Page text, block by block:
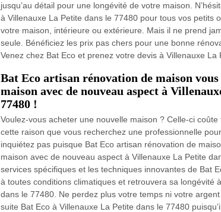
jusqu’au détail pour une longévité de votre maison.
à Villenauxe La Petite dans le 77480 pour tous vos petits
votre maison, intérieure ou extérieure. Mais il ne prend
seule. Bénéficiez les prix pas chers pour une bonne
Venez chez Bat Eco et prenez votre devis à Villenauxe La
Bat Eco artisan rénovation de maison
maison avec de nouveau aspect à
77480 !
Voulez-vous acheter une nouvelle maison ? Celle-ci coûte
cette raison que vous recherchez une professionnelle
inquiétez pas puisque Bat Eco artisan rénovation de
maison avec de nouveau aspect à Villenauxe La Petite
services spécifiques et les techniques innovantes de Bat
à toutes conditions climatiques et retrouvera sa longévité
dans le 77480. Ne perdez plus votre temps ni votre
suite Bat Eco à Villenauxe La Petite dans le 77480